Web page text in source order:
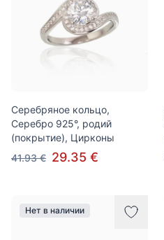
Серебряное кольцо,
Серебро 925°, родий
(покрытие), Цирконы
41.93 € 29.35 €
Нет в наличии